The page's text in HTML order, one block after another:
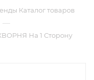
Каталог товаров
—
На 1 Сторону